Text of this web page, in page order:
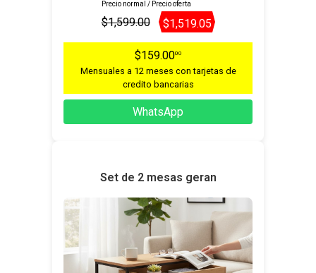
Precio normal / Precio oferta
$1,599.00 $1,519.05
$159.0000
Mensuales a 12 meses con tarjetas de
credito bancarias
WhatsApp
Set de 2 mesas geran